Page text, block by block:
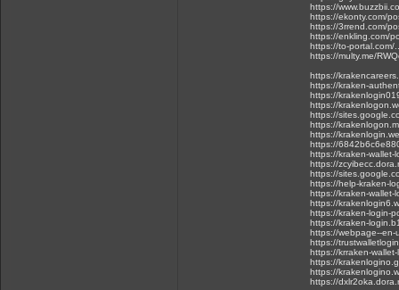
https://
https://ekonty.com/
https://3rrend.com/
https://enkling.com/
https://to-portal.com/
https://multy.me/
https://
https://kraken-
https://
https://
https://
https://
https://
https://
https://kraken-wallet-
https://
https://
https://help-kraken-
https://kraken-wallet-
https://
https://kraken-login-
https://kraken-
https://webpage--en-
https://
https://krraken-
https://
https://
https://